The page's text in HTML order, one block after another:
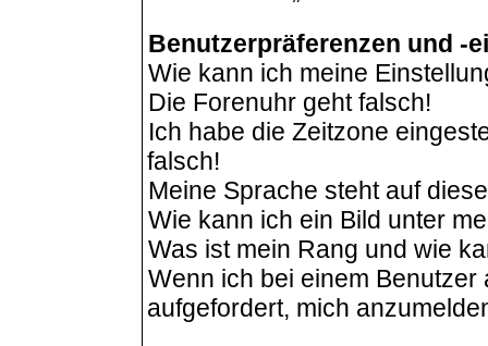
Benutzerpräferenzen und -
Wie kann ich meine
Die Forenuhr geht falsch!
Ich habe die Zeitzone
falsch!
Meine Sprache steht auf
Wie kann ich ein Bild unter
Was ist mein Rang und wie
Wenn ich bei einem
aufgefordert, mich